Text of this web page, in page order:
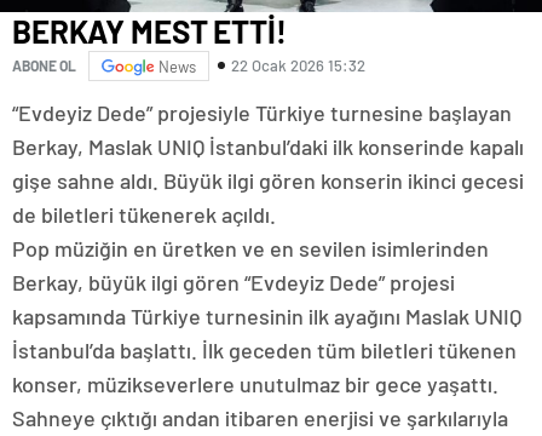
BERKAY MEST ETTİ!
ABONE OL News 22 Ocak 2026 15:32
“Evdeyiz Dede” projesiyle Türkiye turnesine başlayan
Berkay, Maslak UNIQ İstanbul’daki ilk konserinde kapalı
gişe sahne aldı. Büyük ilgi gören konserin ikinci gecesi
de biletleri tükenerek açıldı.
Pop müziğin en üretken ve en sevilen isimlerinden
Berkay, büyük ilgi gören “Evdeyiz Dede” projesi
kapsamında Türkiye turnesinin ilk ayağını Maslak UNIQ
İstanbul’da başlattı. İlk geceden tüm biletleri tükenen
konser, müzikseverlere unutulmaz bir gece yaşattı.
Sahneye çıktığı andan itibaren enerjisi ve şarkılarıyla